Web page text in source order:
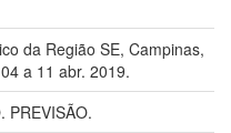
da Região SE, Campinas,
a 11 abr. 2019.
PREVISÃO.